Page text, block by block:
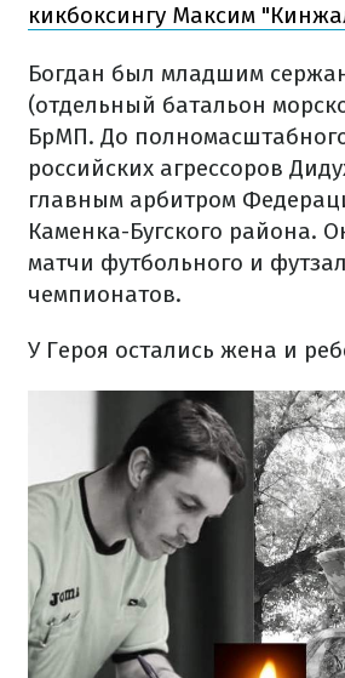
кикбоксингу Максим
Богдан был младшим
(отдельный батальон
БрМП. До
российских агрессоров
главным арбитром
Каменка-Бугского района.
матчи футбольного и
чемпионатов.
У Героя остались жена и